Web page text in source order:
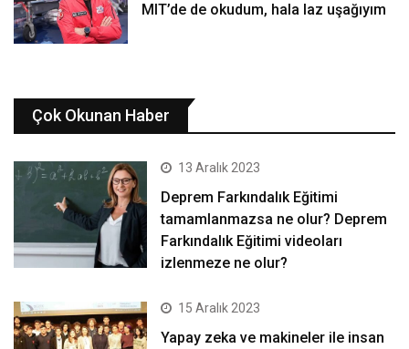
MIT’de de okudum, hala laz uşağıyım
Çok Okunan Haber
13 Aralık 2023
Deprem Farkındalık Eğitimi
tamamlanmazsa ne olur? Deprem
Farkındalık Eğitimi videoları
izlenmeze ne olur?
15 Aralık 2023
Yapay zeka ve makineler ile insan